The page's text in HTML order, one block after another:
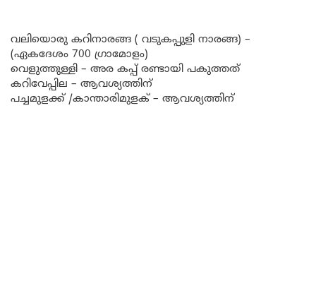
വലിയൊരു കറിനാരങ്ങ ( വടുകപ്പുളി നാരങ്ങ) –
(ഏകദേശം 700 ഗ്രാമോളം)
വെളുത്തുള്ളി – അര കപ്പ് രണ്ടായി പകുത്തത്
കറിവേപ്പില – ആവശ്യത്തിന്
പച്ചമുളക്ക് /കാന്താരിമുളക് – ആവശ്യത്തിന്